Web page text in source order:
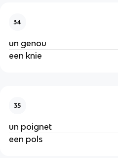
34
un genou
een knie
35
un poignet
een pols